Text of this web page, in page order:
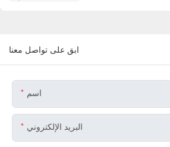
ابق على تواصل معنا
اسم
البريد الإلكتروني